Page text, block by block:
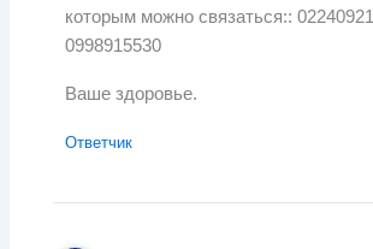
которым можно связаться::
0998915530
Ваше здоровье.
Ответчик